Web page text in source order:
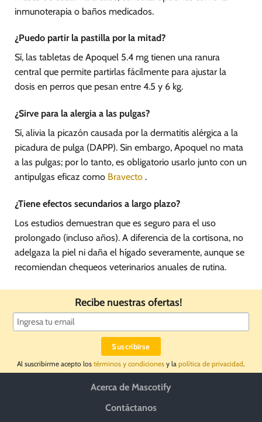
inmunoterapia o baños medicados.
¿Puedo partir la pastilla por la mitad?
Sí, las tabletas de Apoquel 5.4 mg tienen una ranura
central que permite partirlas fácilmente para ajustar la
dosis en perros que pesan entre 4.5 y 6 kg.
¿Sirve para la alergia a las pulgas?
Sí, alivia la picazón causada por la dermatitis alérgica a la
picadura de pulga (DAPP). Sin embargo, Apoquel no mata
a las pulgas; por lo tanto, es obligatorio usarlo junto con un
antipulgas eficaz como Bravecto .
¿Tiene efectos secundarios a largo plazo?
Los estudios demuestran que es seguro para el uso
prolongado (incluso años). A diferencia de la cortisona, no
adelgaza la piel ni daña el hígado severamente, aunque se
recomiendan chequeos veterinarios anuales de rutina.
Recibe nuestras ofertas!
Al suscribirme acepto los términos y condiciones y la política de privacidad.
Acerca de Mascotify
Contáctanos